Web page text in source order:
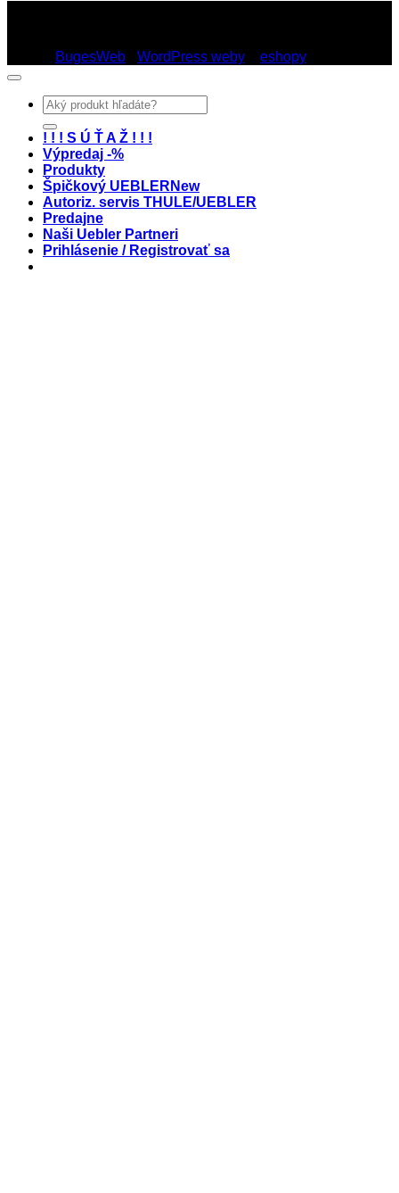
BugesWeb WordPress weby eshopy
Hľadať:
! ! ! S Ú Ť A Ž ! ! !
Výpredaj -%
Produkty
Špičkový UEBLER
Autoriz. servis THULE/UEBLER
Predajne
Naši Uebler Partneri
Prihlásenie / Registrovať sa